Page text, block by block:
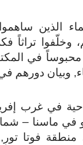
الذين
وخلّفوا
محبوساً في
وبيان دورهم
في غرب
في ماسنا –
فوتا